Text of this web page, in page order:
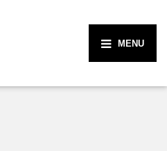
MENU